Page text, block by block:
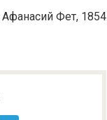
Афанасий Фет, 1854